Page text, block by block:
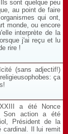
sont quelque peu
au point de faire
qui ont,
monde, ou encore
interprète de la
j'ai reçu et lu
rire !
(sans adjectif!)
ça
a été Nonce
Son action a été
Président de la
cardinal. Il lui remit